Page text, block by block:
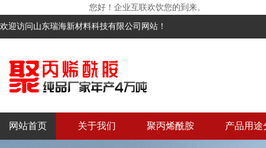
您好！企业互联欢饮您的到来。
欢迎访问山东瑞海新材料科技有限公司网站！
网站首页 关于我们 聚丙烯酰胺 产品用途